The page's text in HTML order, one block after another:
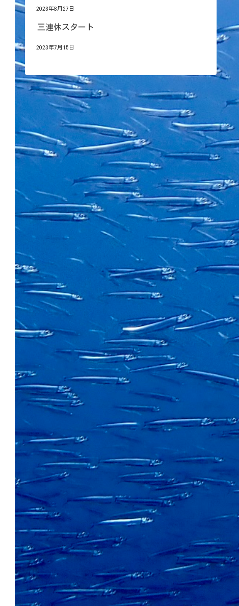
2023年8月27日
三連休スタート
2023年7月15日